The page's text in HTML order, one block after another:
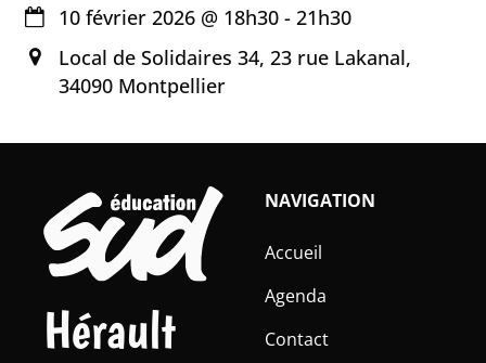
10 février 2026 @ 18h30 -21h30
Local de Solidaires 34, 23 rue Lakanal,
34090 Montpellier
Hérault
NAVIGATION
Accueil
Agenda
Contact